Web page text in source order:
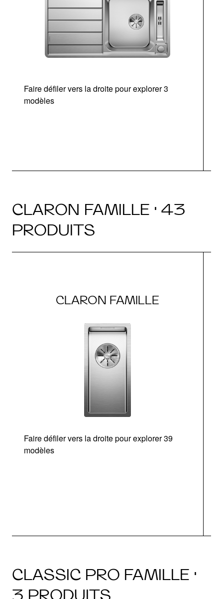
Faire défiler vers la droite pour explorer 3
modèles
CLARON FAMILLE · 43
PRODUITS
CLARON FAMILLE
Faire défiler vers la droite pour explorer 39
modèles
CLASSIC PRO FAMILLE ·
3 PRODUITS